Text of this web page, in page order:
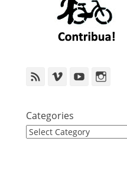
Feed VimeoYouTube
Categories
Categories